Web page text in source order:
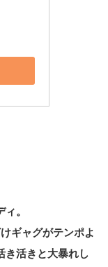
。
ギャグがテンポよ
き活きと大暴れし